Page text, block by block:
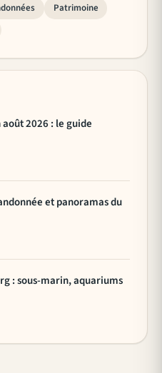
Patrimoine
2026 : le guide
et panoramas du
: sous-marin, aquariums